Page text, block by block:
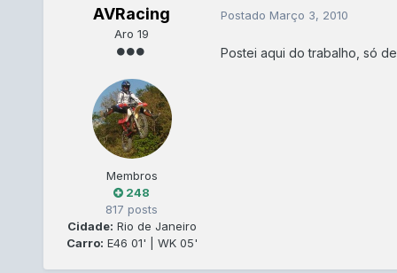
AVRacing
Aro 19
Membros
248
817 posts
Cidade: Rio de Janeiro
Carro: E46 01' | WK 05'
Postado Março 3, 2010
Postei aqui do trabalho, só